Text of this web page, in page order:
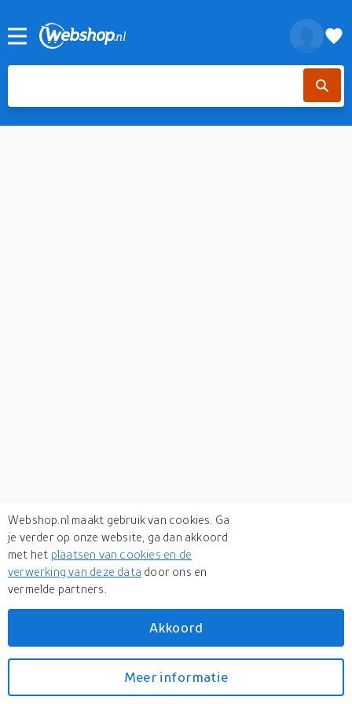
gerelateerde categorieën
Eten & drinken
Webshop.nl maakt gebruik van cookies. Ga
je verder op onze website, ga dan akkoord
met het plaatsen van cookies en de
verwerking van deze data door ons en
vermelde partners.
Akkoord
Meer informatie